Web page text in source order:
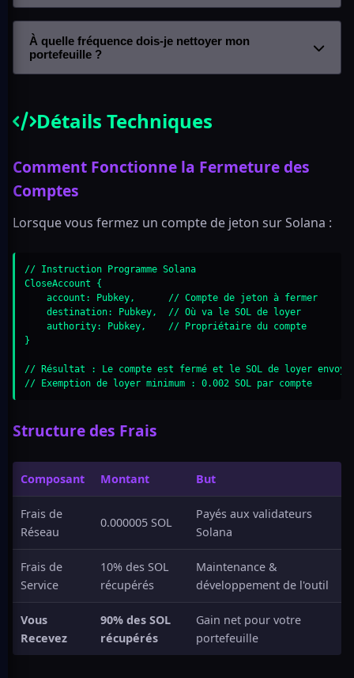
À quelle fréquence dois-je nettoyer mon
portefeuille ?
Détails Techniques
Comment Fonctionne la Fermeture des
Comptes
Lorsque vous fermez un compte de jeton sur Solana :
// Instruction Programme Solana
CloseAccount {
    account: Pubkey,      // Compte de jeton à fermer
    destination: Pubkey,  // Où va le SOL de loyer
    authority: Pubkey,    // Propriétaire du compte
}
// Résultat : Le compte est fermé et le SOL de loyer
// Exemption de loyer minimum : 0.002 SOL par compte
Structure des Frais
Composant Montant But
Frais de
Réseau
0.000005 SOL
Payés aux validateurs
Solana
Frais de
Service
10% des SOL
récupérés
Maintenance &
développement de l'outil
Vous
Recevez
90% des SOL
récupérés
Gain net pour votre
portefeuille